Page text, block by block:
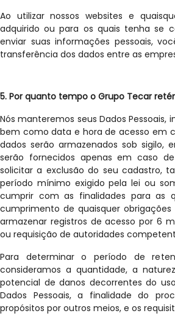
Ao utilizar nossos websites e
adquirido ou para os quais tenha se
enviar suas informações pessoais,
transferência dos dados entre as
5. Por quanto tempo o Grupo Tecar
Nós manteremos seus Dados Pessoais,
bem como data e hora de acesso em
dados serão armazenados sob
serão fornecidos apenas em caso
solicitar a exclusão do seu cadastro,
período mínimo exigido pela lei ou
cumprir com as finalidades para as
cumprimento de quaisquer
armazenar registros de acesso por 6
ou requisição de autoridades
Para determinar o período de
consideramos a quantidade, a
potencial de danos decorrentes do
Dados Pessoais, a finalidade do
propósitos por outros meios, e os